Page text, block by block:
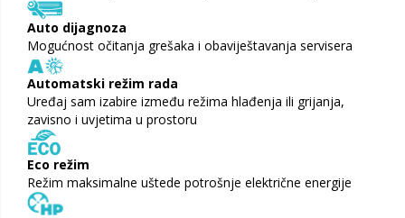
Auto dijagnoza
Mogućnost očitanja grešaka i obaviještavanja servisera
Automatski režim rada
Uređaj sam izabire između režima hlađenja ili grijanja,
zavisno i uvjetima u prostoru
Eco režim
Režim maksimalne uštede potrošnje električne energije